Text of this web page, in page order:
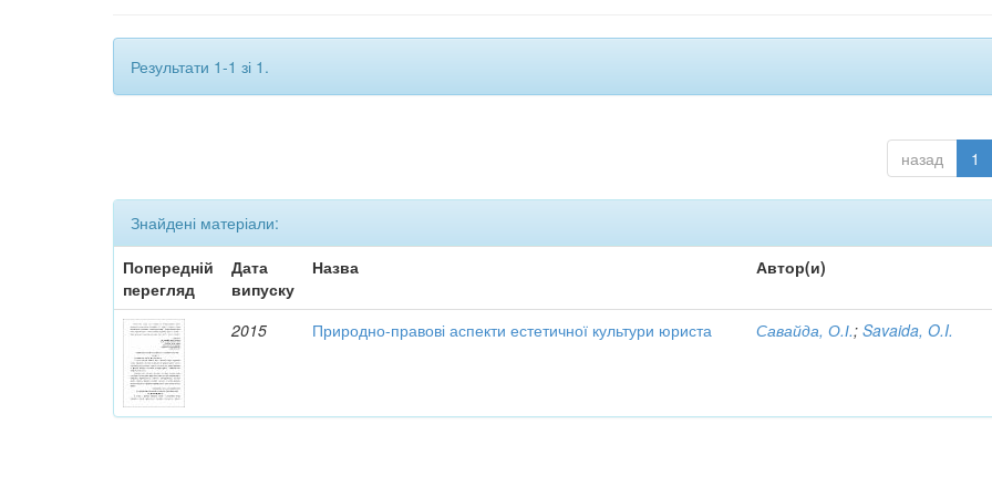
Результати 1-1 зі 1.
назад 1
Знайдені матеріали:
Попередній
перегляд
Дата
випуску
Назва Автор(и)
2015 Природно-правові аспекти естетичної культури юриста Савайда, О.І.;Savaida, O.I.